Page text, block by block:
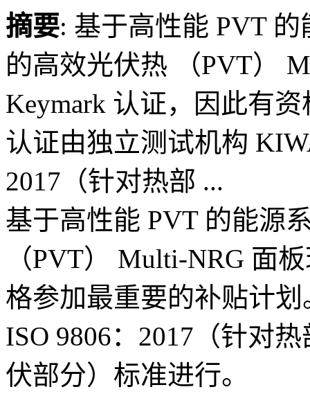
摘要: 基于高性能 PVT
的高效光伏热 （PVT）
Keymark 认证，因此有
认证由独立测试机构
2017（针对热部 ...
基于高性能 PVT 的能源
（PVT） Multi-NRG 面
格参加最重要的补贴计
ISO 9806：2017（针对
伏部分）标准进行。